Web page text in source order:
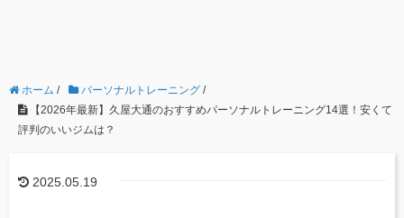
ホーム / パーソナルトレーニング /
【2026年最新】久屋大通のおすすめパーソナルトレーニング14選！安くて
評判のいいジムは？
2025.05.19